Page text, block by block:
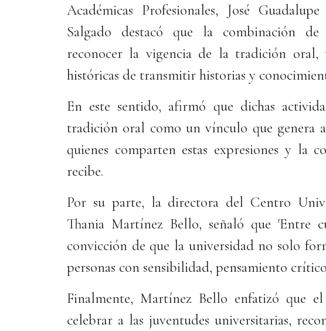
Académicas Profesionales, José
Salgado destacó que la combinación
reconocer la vigencia de la tradición oral,
históricas de transmitir historias y
En este sentido, afirmó que dichas
tradición oral como un vínculo que genera
quienes comparten estas expresiones y la
recibe.
Por su parte, la directora del Centro
Thania Martínez Bello, señaló que 'Entre
convicción de que la universidad no solo
personas con sensibilidad, pensamiento
Finalmente, Martínez Bello enfatizó que
celebrar a las juventudes universitarias,